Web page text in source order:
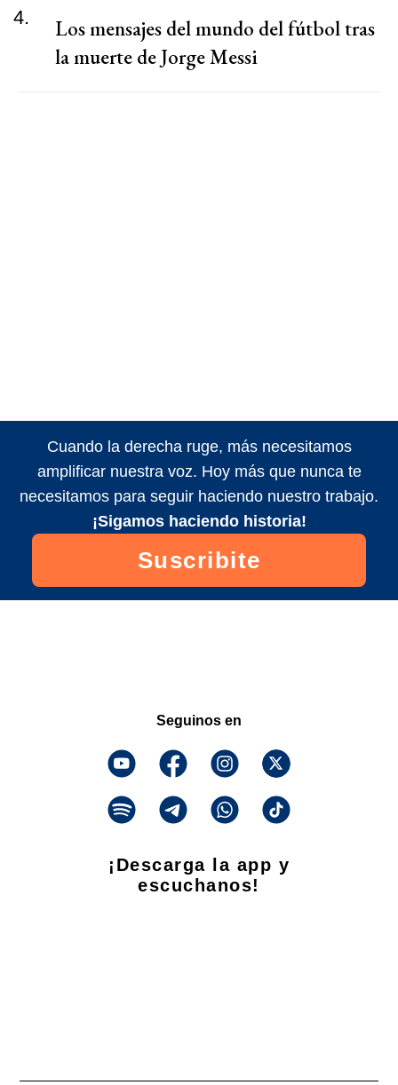
4.
Los mensajes del mundo del fútbol tras
la muerte de Jorge Messi
Cuando la derecha ruge, más necesitamos
amplificar nuestra voz. Hoy más que nunca te
necesitamos para seguir haciendo nuestro trabajo.
¡Sigamos haciendo historia!
Suscribite
Seguinos en
¡Descarga la app y
escuchanos!